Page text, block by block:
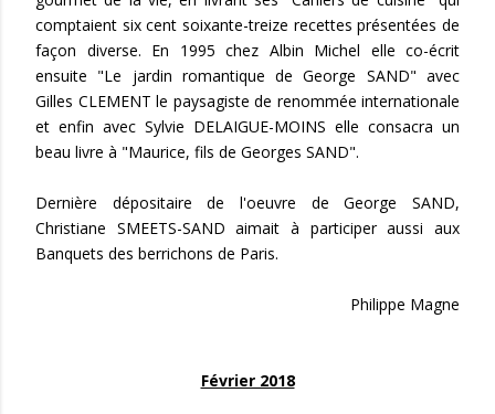
comptaient six cent soixante-treize recettes présentées de
façon diverse. En 1995 chez Albin Michel elle co-écrit
ensuite "Le jardin romantique de George SAND" avec
Gilles CLEMENT le paysagiste de renommée internationale
et enfin avec Sylvie DELAIGUE-MOINS elle consacra un
beau livre à "Maurice, fils de Georges SAND".
Dernière dépositaire de l'oeuvre de George SAND,
Christiane SMEETS-SAND aimait à participer aussi aux
Banquets des berrichons de Paris.
Philippe Magne
Février 2018